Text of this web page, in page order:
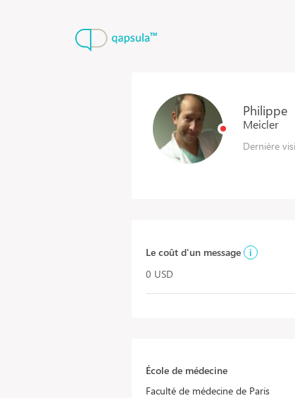
Philippe
Meicler
Dernière
Le coût d'un message
i
0 USD
École de médecine
Faculté de médecine de Paris